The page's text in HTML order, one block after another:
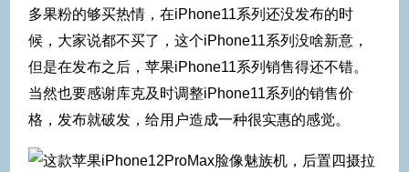
多果粉的够买热情，在iPhone11系列还没发布的时
候，大家说都不买了，这个iPhone11系列没啥新意，
但是在发布之后，苹果iPhone11系列销售得还不错。
当然也要感谢库克及时调整iPhone11系列的销售价
格，发布就破发，给用户造成一种很实惠的感觉。